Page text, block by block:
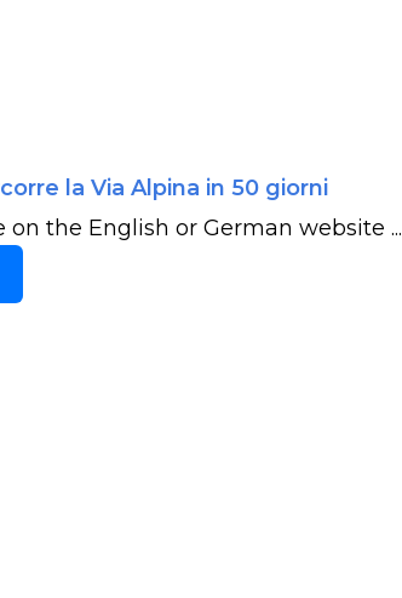
la Via Alpina in 50 giorni
the English or German website ...